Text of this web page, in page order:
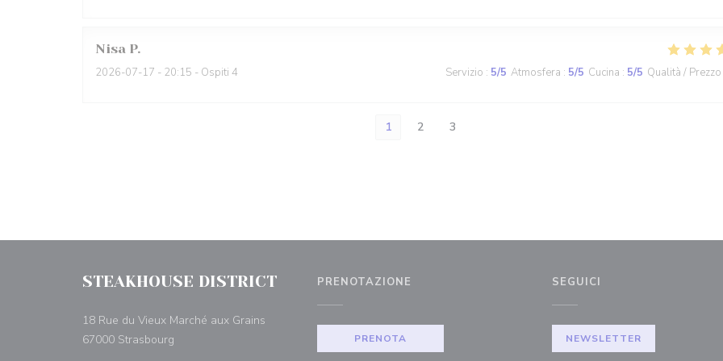
Nisa P
2026-07-17 - 20:15 - Ospiti 4 Servizio : 5/5 Atmosfera : 5/5 Cucina : 5/5 Qualità / Prezzo
1 2 3
STEAKHOUSE DISTRICT
18 Rue du Vieux Marché aux Grains
67000 Strasbourg
PRENOTAZIONE
PRENOTA
SEGUICI
NEWSLETTER